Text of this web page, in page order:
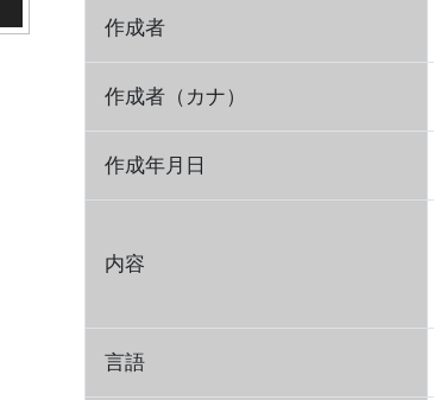
作成者
作成者（カナ）
作成年月日
内容
言語